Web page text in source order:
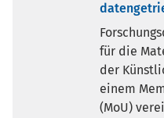
für die
der
einem
(MoU)